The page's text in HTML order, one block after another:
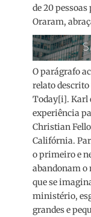
de 20
Oraram,
O parágrafo
relato
Today[i]. Karl
experiência
Christian
Califórnia.
o primeiro e
abandonam o
que se
ministério,
grandes e